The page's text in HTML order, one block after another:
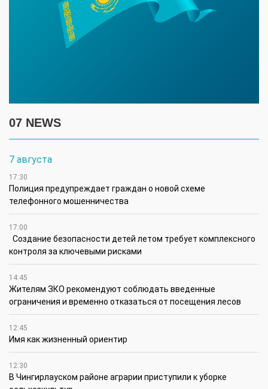
07 NEWS
7 августа
17:30
Полиция предупреждает граждан о новой схеме
телефонного мошенничества
17:00
Создание безопасности детей летом требует комплексного
контроля за ключевыми рисками
14:45
Жителям ЗКО рекомендуют соблюдать введенные
ограничения и временно отказаться от посещения лесов
12:45
Имя как жизненный ориентир
12:30
В Чингирлауском районе аграрии приступили к уборке